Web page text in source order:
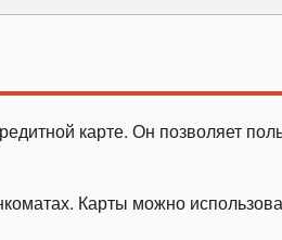
карте. Он позволяет
Карты можно